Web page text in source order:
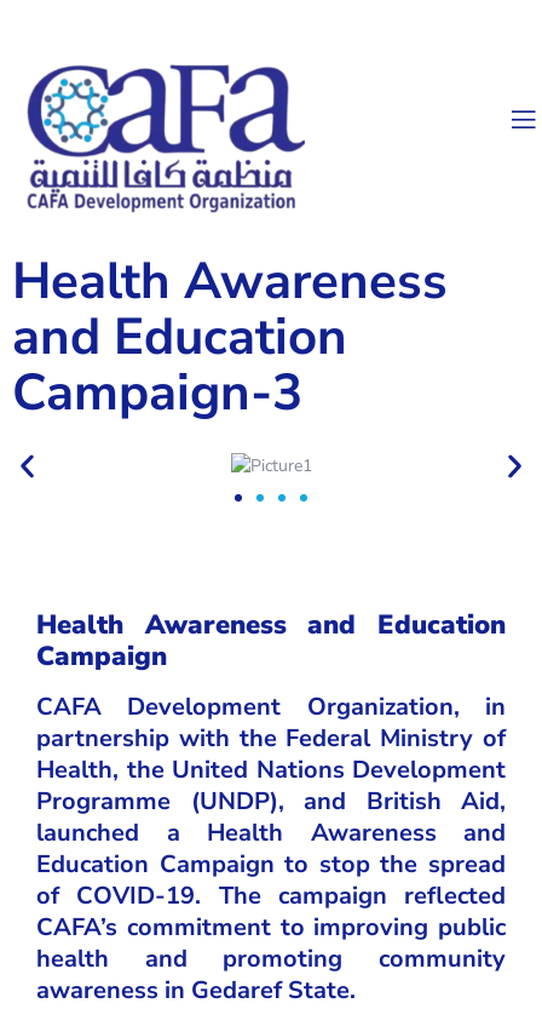
Health Awareness
and Education
Campaign-3
Health Awareness and Education
Campaign
CAFA Development Organization, in
partnership with the Federal Ministry of
Health, the United Nations Development
Programme (UNDP), and British Aid,
launched a Health Awareness and
Education Campaign to stop the spread
of COVID-19. The campaign reflected
CAFA’s commitment to improving public
health and promoting community
awareness in Gedaref State.